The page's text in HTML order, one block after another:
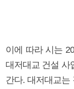
이에 따라 시는
대저대교 건설 사
간다. 대저대교는